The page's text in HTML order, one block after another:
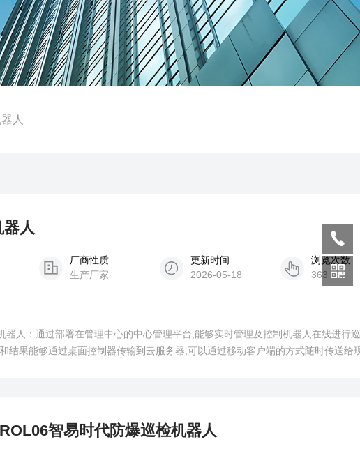
人
器人
厂商性质
生产厂家
更新时间
2026-05-18
浏览次数
363
器人：通过部署在管理中心的中心管理平台,能够实时管理及控制机器人在线进行
结果能够通过桌面控制器传输到云服务器,可以通过移动客户端的方式随时传送给
智易时代防爆巡检机器人